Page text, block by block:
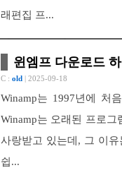
래편집 프...
윈엠프 다운로드 하
C : old | 2025-09-18
Winamp는 1997년에 처
Winamp는 오래된 프로그
사랑받고 있는데, 그 이유
쉽...